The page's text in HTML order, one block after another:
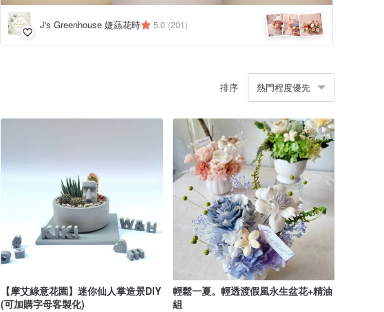
J's Greenhouse 婕蕬花時 5.0 (201)
排序 熱門程度優先
【摩艾綠意花園】迷你仙人掌造景DIY
(可加購字母客製化)
輕鬆一夏。輕透渡假風永生盆花+精油
組